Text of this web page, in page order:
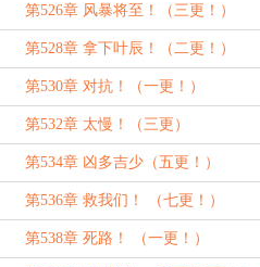
（一更）
第526章 风暴将至！（三更！）
第528章 拿下叶辰！（二更！）
第530章 对抗！（一更！）
第532章 太慢！（三更）
第534章 凶多吉少（五更！）
第536章 救我们！ （七更！）
第538章 死路！ （一更！）